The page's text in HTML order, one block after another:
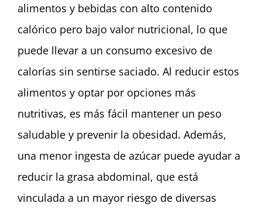
alimentos y bebidas con alto contenido
calórico pero bajo valor nutricional, lo que
puede llevar a un consumo excesivo de
calorías sin sentirse saciado. Al reducir estos
alimentos y optar por opciones más
nutritivas, es más fácil mantener un peso
saludable y prevenir la obesidad. Además,
una menor ingesta de azúcar puede ayudar a
reducir la grasa abdominal, que está
vinculada a un mayor riesgo de diversas